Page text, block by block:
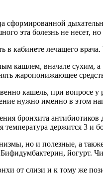
сформированной
эта болезнь не несет,
в кабинете лечащего
кашлем, вначале сухим,
жаропонижающее
кашель, при вопросе
нужно именно в этом
бронхита
держится 3 и
но и полезные, а
йогурт.
от слизи и к тому же